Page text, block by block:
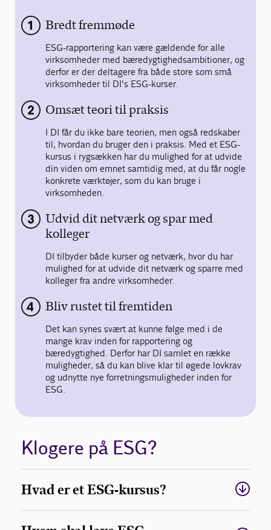
Bredt fremmøde
ESG-rapportering kan være gældende for alle
virksomheder med bæredygtighedsambitioner, og
derfor er der deltagere fra både store som små
virksomheder til DI's ESG-kurser.
Omsæt teori til praksis
I DI får du ikke bare teorien, men også redskaber
til, hvordan du bruger den i praksis. Med et ESG-
kursus i rygsækken har du mulighed for at udvide
din viden om emnet samtidig med, at du får nogle
konkrete værktøjer, som du kan bruge i
virksomheden.
Udvid dit netværk og spar med
kolleger
DI tilbyder både kurser og netværk, hvor du har
mulighed for at udvide dit netværk og sparre med
kolleger fra andre virksomheder.
Bliv rustet til fremtiden
Det kan synes svært at kunne følge med i de
mange krav inden for rapportering og
bæredygtighed. Derfor har DI samlet en række
muligheder, så du kan blive klar til øgede lovkrav
og udnytte nye forretningsmuligheder inden for
ESG.
Klogere på ESG?
Hvad er et ESG-kursus?